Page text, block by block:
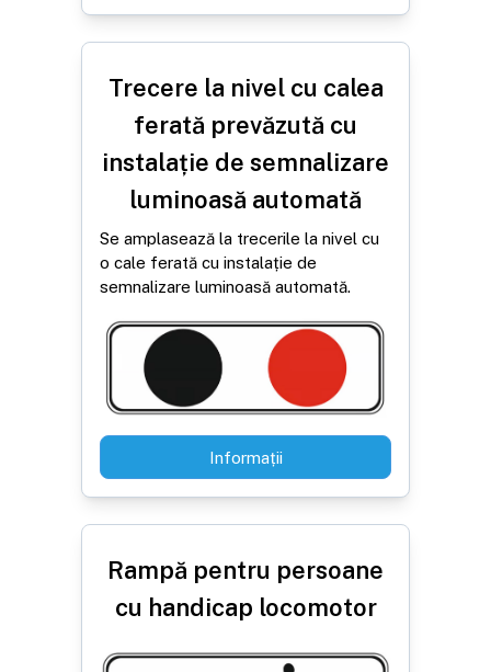
Trecere la nivel cu calea
ferată prevăzută cu
instalație de semnalizare
luminoasă automată
Se amplasează la trecerile la nivel cu
o cale ferată cu instalație de
semnalizare luminoasă automată.
Informații
Rampă pentru persoane
cu handicap locomotor